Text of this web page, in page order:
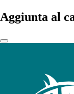
Aggiunta al